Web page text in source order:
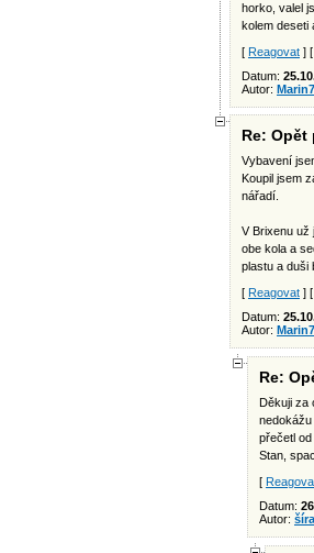
horko, valel
kolem deseti
[ Reagovat ] [
Datum:
Autor: Marin7
Re:
Vybavení
Koupil jsem
nářadí.
V Brixenu už
obe kola a
plastu a duši
[ Reagovat ] [
Datum:
Autor: Marin7
Re:
Děkuji za
přečetl
Stan,
[
Datum:
Autor: